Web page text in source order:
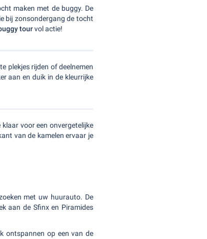
maken met de buggy. De
bij zonsondergang de tocht
tourvol actie!
plekjes rijden of deelnemen
aan en duik in de kleurrijke
voor een onvergetelijke
van de kamelen ervaar je
met uw huurauto. De
aan de Sfinx en Piramides
ontspannen op een van de